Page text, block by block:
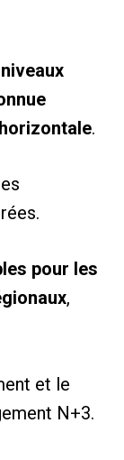
niveaux
.
pour les
,
et le
N+3.